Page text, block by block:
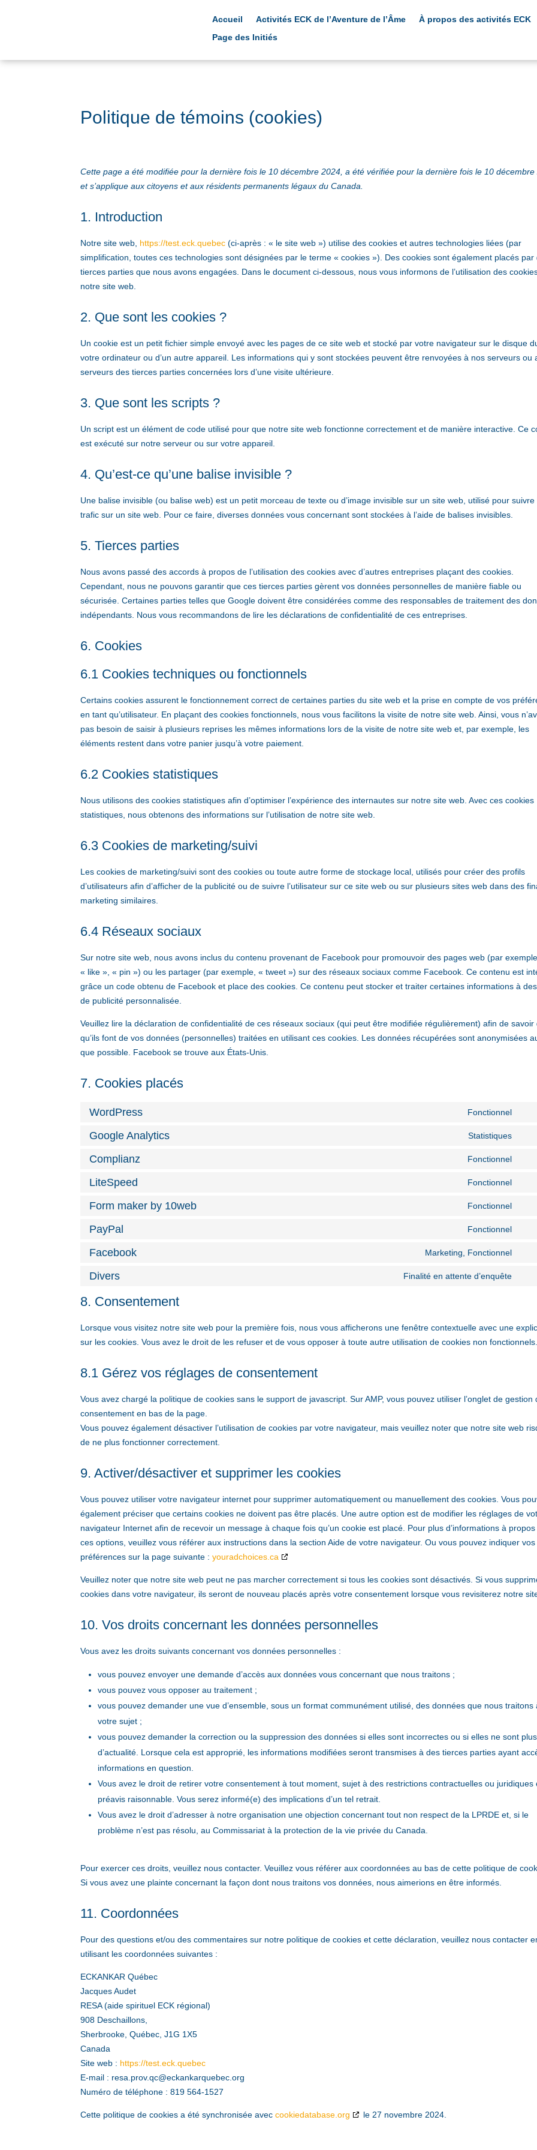
Accueil Activités ECK de l’Aventure de l’Âme À propos des activités ECK
Page des Initiés
Politique de témoins (cookies)
Cette page a été modifiée pour la dernière fois le 10 décembre 2024, a été vérifiée pour la dernière fois le 10 décembre
et s’applique aux citoyens et aux résidents permanents légaux du Canada.
1. Introduction
Notre site web, https://test.eck.quebec (ci-après : « le site web ») utilise des cookies et autres technologies liées (par
simplification, toutes ces technologies sont désignées par le terme « cookies »). Des cookies sont également placés par
tierces parties que nous avons engagées. Dans le document ci-dessous, nous vous informons de l’utilisation des
notre site web.
2. Que sont les cookies ?
Un cookie est un petit fichier simple envoyé avec les pages de ce site web et stocké par votre navigateur sur le disque
votre ordinateur ou d’un autre appareil. Les informations qui y sont stockées peuvent être renvoyées à nos serveurs ou
serveurs des tierces parties concernées lors d’une visite ultérieure.
3. Que sont les scripts ?
Un script est un élément de code utilisé pour que notre site web fonctionne correctement et de manière interactive. Ce
est exécuté sur notre serveur ou sur votre appareil.
4. Qu’est-ce qu’une balise invisible ?
Une balise invisible (ou balise web) est un petit morceau de texte ou d’image invisible sur un site web, utilisé pour suivre
trafic sur un site web. Pour ce faire, diverses données vous concernant sont stockées à l’aide de balises invisibles.
5. Tierces parties
Nous avons passé des accords à propos de l’utilisation des cookies avec d’autres entreprises plaçant des cookies.
Cependant, nous ne pouvons garantir que ces tierces parties gèrent vos données personnelles de manière fiable ou
sécurisée. Certaines parties telles que Google doivent être considérées comme des responsables de traitement des
indépendants. Nous vous recommandons de lire les déclarations de confidentialité de ces entreprises.
6. Cookies
6.1 Cookies techniques ou fonctionnels
Certains cookies assurent le fonctionnement correct de certaines parties du site web et la prise en compte de vos
en tant qu’utilisateur. En plaçant des cookies fonctionnels, nous vous facilitons la visite de notre site web. Ainsi, vous
pas besoin de saisir à plusieurs reprises les mêmes informations lors de la visite de notre site web et, par exemple, les
éléments restent dans votre panier jusqu’à votre paiement.
6.2 Cookies statistiques
Nous utilisons des cookies statistiques afin d’optimiser l’expérience des internautes sur notre site web. Avec ces cookies
statistiques, nous obtenons des informations sur l’utilisation de notre site web.
6.3 Cookies de marketing/suivi
Les cookies de marketing/suivi sont des cookies ou toute autre forme de stockage local, utilisés pour créer des profils
d’utilisateurs afin d’afficher de la publicité ou de suivre l’utilisateur sur ce site web ou sur plusieurs sites web dans des
marketing similaires.
6.4 Réseaux sociaux
Sur notre site web, nous avons inclus du contenu provenant de Facebook pour promouvoir des pages web (par
« like », « pin ») ou les partager (par exemple, « tweet ») sur des réseaux sociaux comme Facebook. Ce contenu est
grâce un code obtenu de Facebook et place des cookies. Ce contenu peut stocker et traiter certaines informations à
de publicité personnalisée.
Veuillez lire la déclaration de confidentialité de ces réseaux sociaux (qui peut être modifiée régulièrement) afin de savoir
qu’ils font de vos données (personnelles) traitées en utilisant ces cookies. Les données récupérées sont anonymisées
que possible. Facebook se trouve aux États-Unis.
7. Cookies placés
WordPress Fonctionnel
Google Analytics Statistiques
Complianz Fonctionnel
LiteSpeed Fonctionnel
Form maker by 10web Fonctionnel
PayPal Fonctionnel
Facebook Marketing, Fonctionnel
Divers Finalité en attente d’enquête
8. Consentement
Lorsque vous visitez notre site web pour la première fois, nous vous afficherons une fenêtre contextuelle avec une
sur les cookies. Vous avez le droit de les refuser et de vous opposer à toute autre utilisation de cookies non fonctionnels.
8.1 Gérez vos réglages de consentement
Vous avez chargé la politique de cookies sans le support de javascript. Sur AMP, vous pouvez utiliser l’onglet de gestion
consentement en bas de la page.
Vous pouvez également désactiver l’utilisation de cookies par votre navigateur, mais veuillez noter que notre site web
de ne plus fonctionner correctement.
9. Activer/désactiver et supprimer les cookies
Vous pouvez utiliser votre navigateur internet pour supprimer automatiquement ou manuellement des cookies. Vous
également préciser que certains cookies ne doivent pas être placés. Une autre option est de modifier les réglages de
navigateur Internet afin de recevoir un message à chaque fois qu’un cookie est placé. Pour plus d’informations à
ces options, veuillez vous référer aux instructions dans la section Aide de votre navigateur. Ou vous pouvez indiquer vos
préférences sur la page suivante :youradchoices.ca
Veuillez noter que notre site web peut ne pas marcher correctement si tous les cookies sont désactivés. Si vous
cookies dans votre navigateur, ils seront de nouveau placés après votre consentement lorsque vous revisiterez notre
10. Vos droits concernant les données personnelles
Vous avez les droits suivants concernant vos données personnelles :
vous pouvez envoyer une demande d’accès aux données vous concernant que nous traitons ;
vous pouvez vous opposer au traitement ;
vous pouvez demander une vue d’ensemble, sous un format communément utilisé, des données que nous traitons
votre sujet ;
vous pouvez demander la correction ou la suppression des données si elles sont incorrectes ou si elles ne sont plus
d’actualité. Lorsque cela est approprié, les informations modifiées seront transmises à des tierces parties ayant
informations en question.
Vous avez le droit de retirer votre consentement à tout moment, sujet à des restrictions contractuelles ou juridiques
préavis raisonnable. Vous serez informé(e) des implications d’un tel retrait.
Vous avez le droit d’adresser à notre organisation une objection concernant tout non respect de la LPRDE et, si le
problème n’est pas résolu, au Commissariat à la protection de la vie privée du Canada.
Pour exercer ces droits, veuillez nous contacter. Veuillez vous référer aux coordonnées au bas de cette politique de
Si vous avez une plainte concernant la façon dont nous traitons vos données, nous aimerions en être informés.
11. Coordonnées
Pour des questions et/ou des commentaires sur notre politique de cookies et cette déclaration, veuillez nous contacter
utilisant les coordonnées suivantes :
ECKANKAR Québec
Jacques Audet
RESA (aide spirituel ECK régional)
908 Deschaillons,
Sherbrooke, Québec, J1G 1X5
Canada
Site web : https://test.eck.quebec
E-mail : resa.prov.qc@eckankarquebec.org
Numéro de téléphone : 819 564-1527
Cette politique de cookies a été synchronisée aveccookiedatabase.org le 27 novembre 2024.